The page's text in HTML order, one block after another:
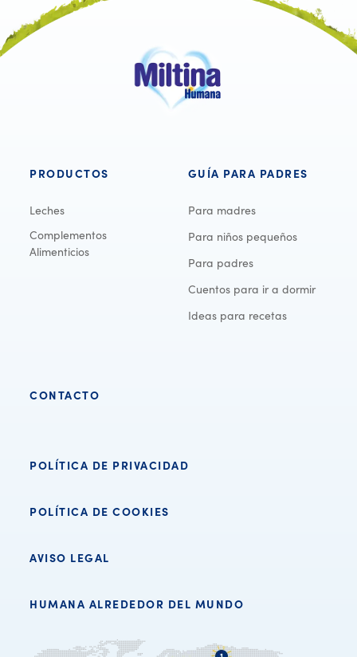
PRODUCTOS
Leches
Complementos
Alimenticios
GUÍA PARA PADRES
Para madres
Para niños pequeños
Para padres
Cuentos para ir a dormir
Ideas para recetas
CONTACTO
POLÍTICA DE PRIVACIDAD
POLÍTICA DE COOKIES
AVISO LEGAL
HUMANA ALREDEDOR DEL MUNDO